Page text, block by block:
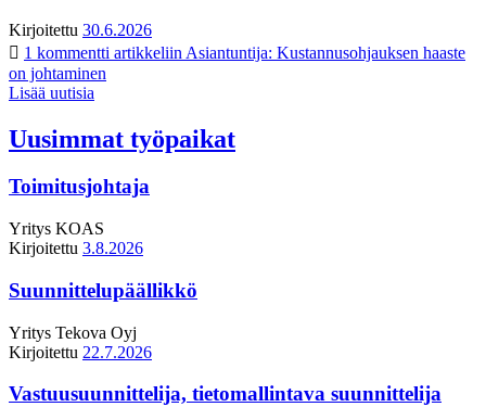
Kirjoitettu 30.6.2026
1 kommentti artikkeliin Asiantuntija: Kustannusohjauksen haaste
on johtaminen
Lisää uutisia
Uusimmat työpaikat
Toimitusjohtaja
Yritys KOAS
Kirjoitettu 3.8.2026
Suunnittelupäällikkö
Yritys Tekova Oyj
Kirjoitettu 22.7.2026
Vastuusuunnittelija, tietomallintava suunnittelija